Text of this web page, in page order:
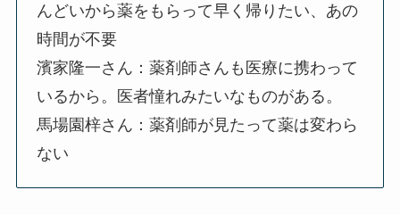
んどいから薬をもらって早く帰りたい、あの
時間が不要
濱家隆一さん：薬剤師さんも医療に携わって
いるから。医者憧れみたいなものがある。
馬場園梓さん：薬剤師が見たって薬は変わら
ない